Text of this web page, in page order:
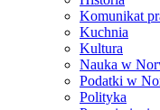
Komunikat
Kuchnia
Kultura
Nauka w
Podatki w
Polityka